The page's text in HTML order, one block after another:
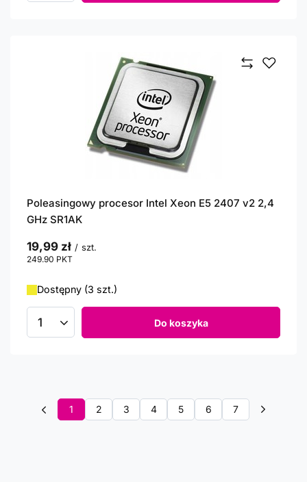
Poleasingowy procesor Intel Xeon E5 2407 v2 2,4
GHz SR1AK
19,99 zł / szt.
249.90 PKT
Dostępny (3 szt.)
Ilość produktów Do koszyka
1 2 3 4 5 6 7